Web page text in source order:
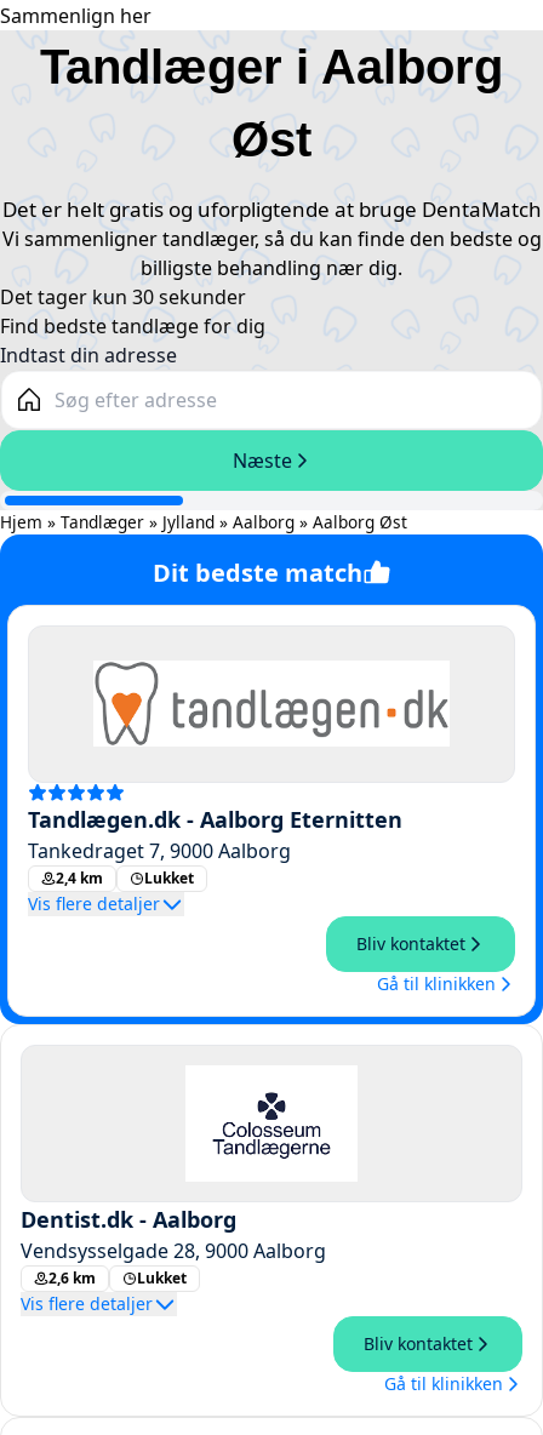
Sammenlign her
Tandlæger i Aalborg
Øst
Det er helt gratis og uforpligtende at bruge DentaMatch
Vi sammenligner tandlæger, så du kan finde den bedste og
billigste behandling nær dig.
Det tager kun 30 sekunder​
Find bedste tandlæge for dig ​
Hjem » Tandlæger » Jylland » Aalborg » Aalborg Øst